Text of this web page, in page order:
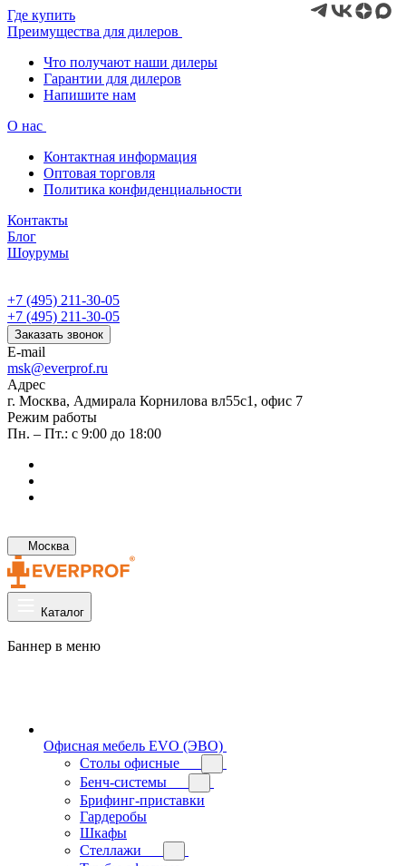
Где купить
Преимущества для дилеров
Что получают наши дилеры
Гарантии для дилеров
Напишите нам
О нас
Контактная информация
Оптовая торговля
Политика конфиденциальности
Контакты
Блог
Шоурумы
+7 (495) 211-30-05
+7 (495) 211-30-05
Заказать звонок
E-mail
msk@everprof.ru
Адрес
г. Москва, Адмирала Корнилова вл55с1, офис 7
Режим работы
Пн. – Пт.: с 9:00 до 18:00
Москва
Каталог
Баннер в меню
Офисная мебель EVO (ЭВО)
Cтолы офисные
Бенч-системы
Брифинг-приставки
Гардеробы
Шкафы
Стеллажи